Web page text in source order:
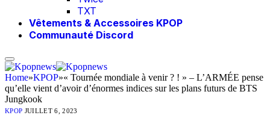
TXT
Vêtements & Accessoires KPOP
Communauté Discord
Home»KPOP»« Tournée mondiale à venir ? ! » – L’ARMÉE pense
qu’elle vient d’avoir d’énormes indices sur les plans futurs de BTS
Jungkook
KPOP JUILLET 6, 2023